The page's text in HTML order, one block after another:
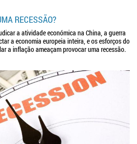
RECESSÃO?
a atividade económica na China, a guerra
a economia europeia inteira, e os esforços do
a inflação ameaçam provocar uma recessão.